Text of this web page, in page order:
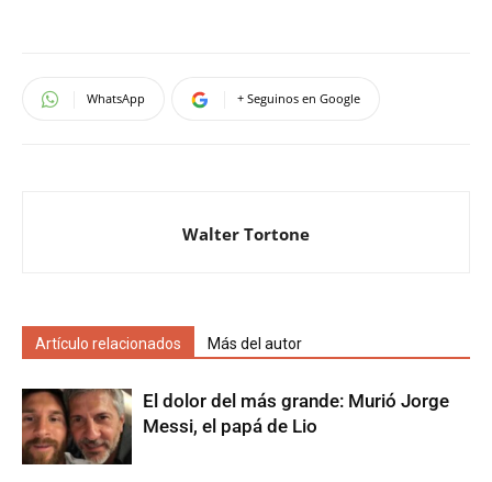
WhatsApp + Seguinos en Google
Walter Tortone
Artículo relacionados Más del autor
El dolor del más grande: Murió Jorge
Messi, el papá de Lio